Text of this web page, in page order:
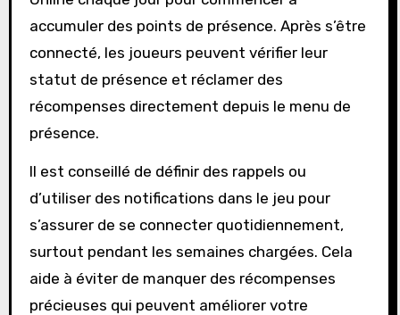
accumuler des points de présence. Après s’être
connecté, les joueurs peuvent vérifier leur
statut de présence et réclamer des
récompenses directement depuis le menu de
présence.
Il est conseillé de définir des rappels ou
d’utiliser des notifications dans le jeu pour
s’assurer de se connecter quotidiennement,
surtout pendant les semaines chargées. Cela
aide à éviter de manquer des récompenses
précieuses qui peuvent améliorer votre